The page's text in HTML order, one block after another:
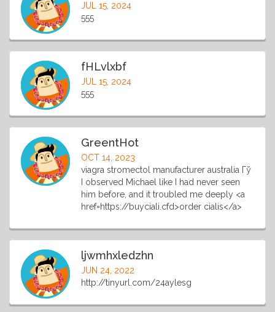
JUL 15, 2024
555
fHLvlxbf
JUL 15, 2024
555
GreentHot
OCT 14, 2023
viagra stromectol manufacturer australia Гў
I observed Michael like I had never seen
him before, and it troubled me deeply <a
href=https://buyciali.cfd>order cialis</a>
ljwmhxledzhn
JUN 24, 2022
http://tinyurl.com/24aylesg